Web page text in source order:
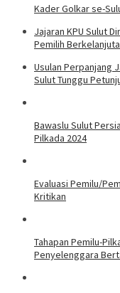
Kader Golkar se-
Jajaran KPU Sulut
Pemilih
Usulan Perpanjang
Sulut Tunggu
Bawaslu Sulut
Pilkada 2024
Evaluasi Pemilu/
Kritikan
Tahapan Pemilu-
Penyelenggara